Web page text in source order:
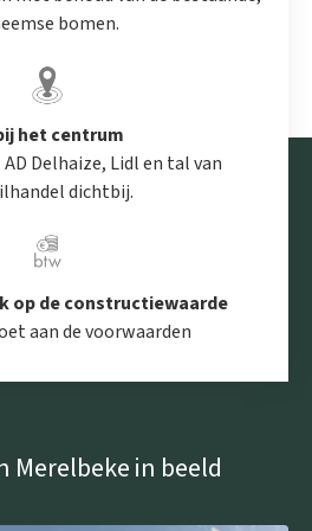
hedendaags
het centrum van Merelbeke? Een
afspraak kan
09 225 25 24.
bomen.
het centrum
Delhaize, Lidl en tal van
dichtbij.
op de constructiewaarde
aan de voorwaarden
Merelbeke in beeld